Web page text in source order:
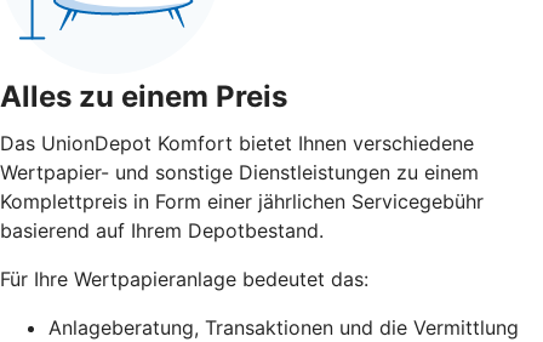
Alles zu einem Preis
Das UnionDepot Komfort bietet Ihnen verschiedene
Wertpapier- und sonstige Dienstleistungen zu einem
Komplettpreis in Form einer jährlichen Servicegebühr
basierend auf Ihrem Depotbestand.
Für Ihre Wertpapieranlage bedeutet das:
Anlageberatung, Transaktionen und die Vermittlung